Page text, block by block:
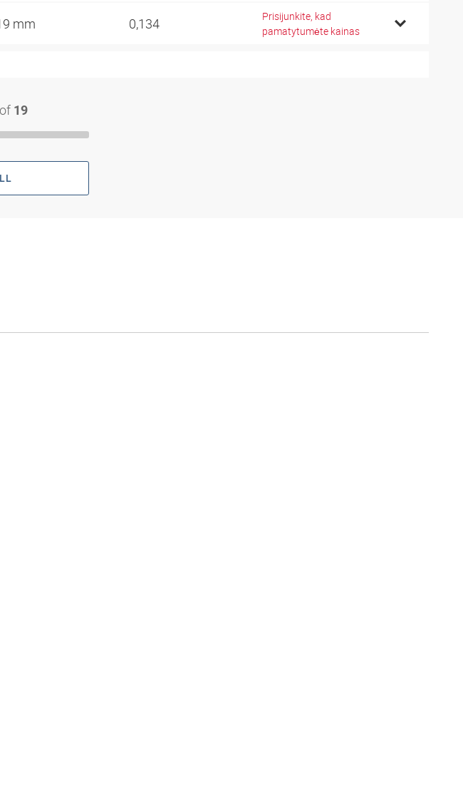
mm 0,134
Prisijunkite, kad
pamatytumėte kainas
of 19